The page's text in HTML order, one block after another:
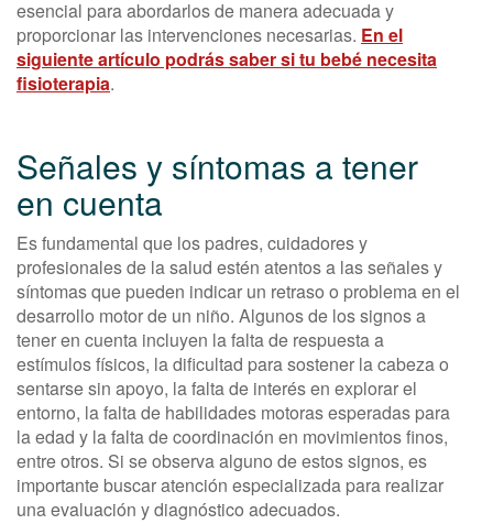
esencial para abordarlos de manera adecuada y
proporcionar las intervenciones necesarias. En el
siguiente artículo podrás saber si tu bebé necesita
fisioterapia.
Señales y síntomas a tener
en cuenta
Es fundamental que los padres, cuidadores y
profesionales de la salud estén atentos a las señales y
síntomas que pueden indicar un retraso o problema en el
desarrollo motor de un niño. Algunos de los signos a
tener en cuenta incluyen la falta de respuesta a
estímulos físicos, la dificultad para sostener la cabeza o
sentarse sin apoyo, la falta de interés en explorar el
entorno, la falta de habilidades motoras esperadas para
la edad y la falta de coordinación en movimientos finos,
entre otros. Si se observa alguno de estos signos, es
importante buscar atención especializada para realizar
una evaluación y diagnóstico adecuados.